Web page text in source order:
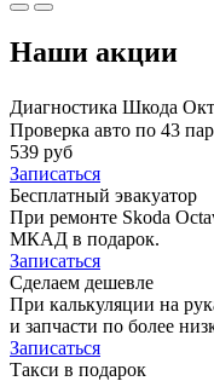
Наши акции
Диагностика Шкода
Проверка авто по 43
539 руб
Записаться
Бесплатный эвакуатор
При ремонте Skoda
МКАД в подарок.
Записаться
Сделаем дешевле
При калькуляции на
и запчасти по более
Записаться
Такси в подарок